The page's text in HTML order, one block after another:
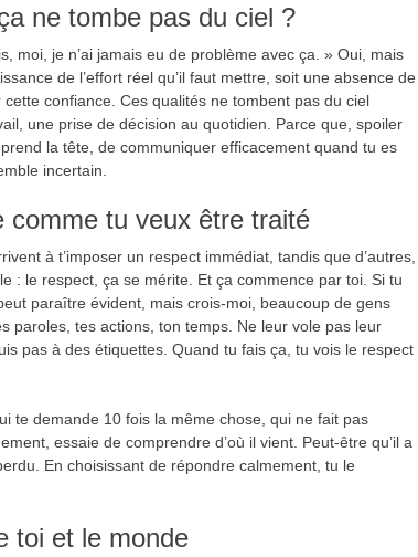
ne tombe pas du ciel ?
moi, je n’ai jamais eu de problème avec ça. » Oui, mais
de l’effort réel qu’il faut mettre, soit une absence de
confiance. Ces qualités ne tombent pas du ciel
une prise de décision au quotidien. Parce que, spoiler
la tête, de communiquer efficacement quand tu es
incertain.
comme tu veux être traité
à t’imposer un respect immédiat, tandis que d’autres,
: le respect, ça se mérite. Et ça commence par toi. Si tu
paraître évident, mais crois-moi, beaucoup de gens
paroles, tes actions, ton temps. Ne leur vole pas leur
pas à des étiquettes. Quand tu fais ça, tu vois le respect
te demande 10 fois la même chose, qui ne fait pas
essaie de comprendre d’où il vient. Peut-être qu’il a
En choisissant de répondre calmement, tu le
toi et le monde